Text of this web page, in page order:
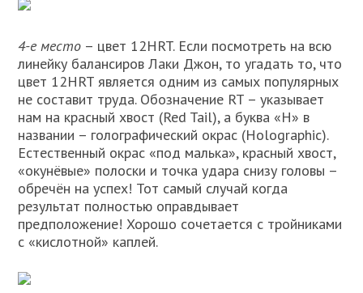
4-е место – цвет 12HRT. Если посмотреть на всю
линейку балансиров Лаки Джон, то угадать то, что
цвет 12HRT является одним из самых популярных
не составит труда. Обозначение RT – указывает
нам на красный хвост (Red Tail), а буква «H» в
названии – голографический окрас (Holographic).
Естественный окрас «под малька», красный хвост,
«окунёвые» полоски и точка удара снизу головы –
обречён на успех! Тот самый случай когда
результат полностью оправдывает
предположение! Хорошо сочетается с тройниками
с «кислотной» каплей.